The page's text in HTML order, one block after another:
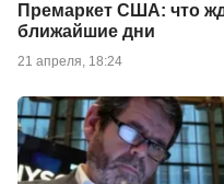
Премаркет США: что
ближайшие дни
21 апреля, 18:24